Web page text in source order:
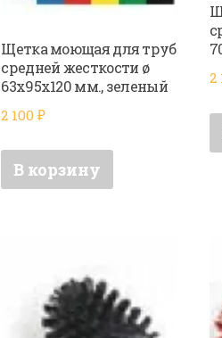
Щетка моющая для труб
средней жесткости ø
63х95х120 мм., зеленый
2 100₽
В корзину
2